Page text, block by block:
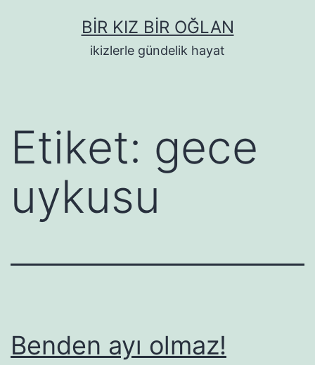
BIR KIZ BIR OĞLAN
ikizlerle gündelik hayat
Etiket: gece
uykusu
Benden ayı olmaz!